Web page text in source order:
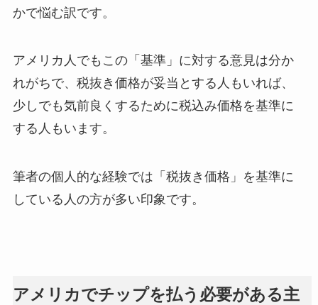
かで悩む訳です。
アメリカ人でもこの「基準」に対する意見は分か
れがちで、税抜き価格が妥当とする人もいれば、
少しでも気前良くするために税込み価格を基準に
する人もいます。
筆者の個人的な経験では「税抜き価格」を基準に
している人の方が多い印象です。
アメリカでチップを払う必要がある主